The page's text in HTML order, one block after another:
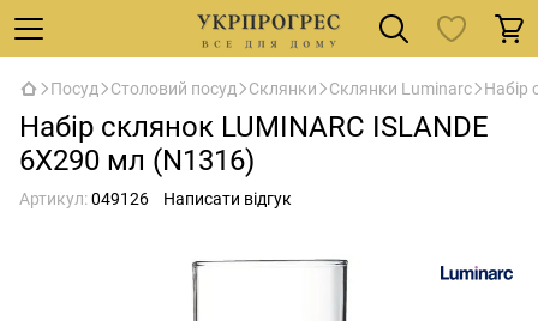
Посуд Столовий посуд Склянки Склянки Luminarc Набір
Набір склянок LUMINARC ISLANDE
6X290 мл (N1316)
Артикул:049126 Написати відгук